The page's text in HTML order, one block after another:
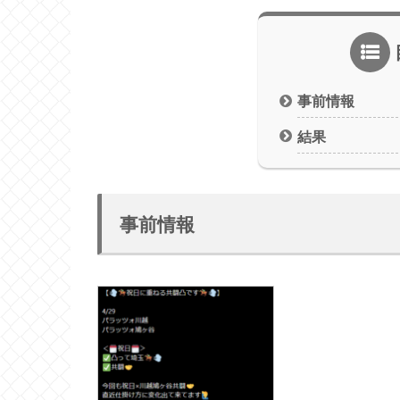
事前情報
結果
事前情報